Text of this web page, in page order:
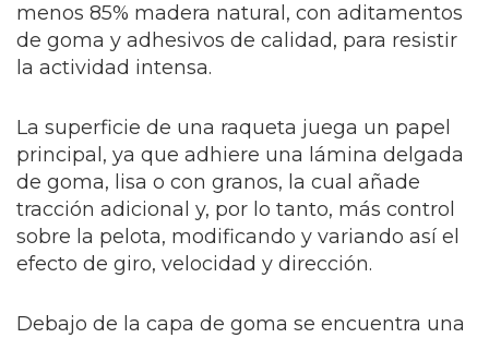
menos 85% madera natural, con aditamentos
de goma y adhesivos de calidad, para resistir
la actividad intensa.
La superficie de una raqueta juega un papel
principal, ya que adhiere una lámina delgada
de goma, lisa o con granos, la cual añade
tracción adicional y, por lo tanto, más control
sobre la pelota, modificando y variando así el
efecto de giro, velocidad y dirección.
Debajo de la capa de goma se encuentra una